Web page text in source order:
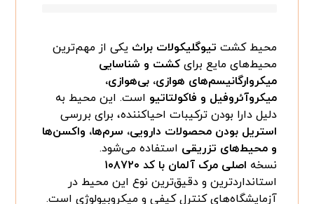
محیط کشت تیوگلیکولات براث یکی از مهم‌ترین
محیط‌های مایع برایکشت و شناسایی
میکروارگانیسم‌های هوازی، بی‌هوازی،
میکروآئروفیل و فاکولتاتیو است. این محیط به
دلیل دارا بودن ترکیبات احیاکننده، برای بررسی
استریل بودن محصولات دارویی، سرم‌ها، واکسن‌ها
و محیط‌های تزریقی استفاده می‌شود.
نسخه اصلی مرک آلمان با کد ۱۰۸۷۲۰
استانداردترین و دقیق‌ترین نوع این محیط در
آزمایشگاه‌های کنترل کیفی و میکروبیولوژی است.